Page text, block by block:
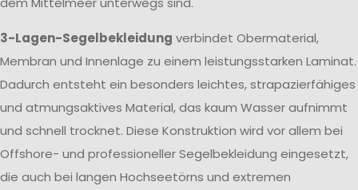
3-Lagen-Segelbekleidung verbindet Obermaterial,
Membran und Innenlage zu einem leistungsstarken Laminat.
Dadurch entsteht ein besonders leichtes, strapazierfähiges
und atmungsaktives Material, das kaum Wasser aufnimmt
und schnell trocknet. Diese Konstruktion wird vor allem bei
Offshore- und professioneller Segelbekleidung eingesetzt,
die auch bei langen Hochseetörns und extremen